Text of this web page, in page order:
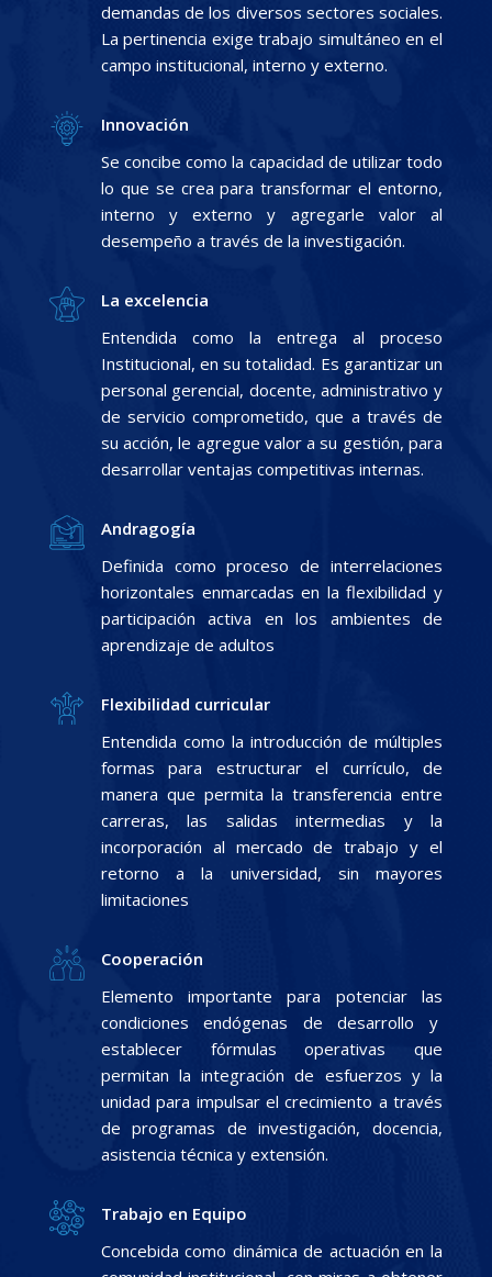
demandas de los diversos sectores sociales.
La pertinencia exige trabajo simultáneo en el
campo institucional, interno y externo.
Innovación
Se concibe como la capacidad de utilizar todo
lo que se crea para transformar el entorno,
interno y externo y agregarle valor al
desempeño a través de la investigación.
La excelencia
Entendida como la entrega al proceso
Institucional, en su totalidad. Es garantizar un
personal gerencial, docente, administrativo y
de servicio comprometido, que a través de
su acción, le agregue valor a su gestión, para
desarrollar ventajas competitivas internas.
Andragogía
Definida como proceso de interrelaciones
horizontales enmarcadas en la flexibilidad y
participación activa en los ambientes de
aprendizaje de adultos
Flexibilidad curricular
Entendida como la introducción de múltiples
formas para estructurar el currículo, de
manera que permita la transferencia entre
carreras, las salidas intermedias y la
incorporación al mercado de trabajo y el
retorno a la universidad, sin mayores
limitaciones
Cooperación
Elemento importante para potenciar las
condiciones endógenas de desarrollo y
establecer fórmulas operativas que
permitan la integración de esfuerzos y la
unidad para impulsar el crecimiento a través
de programas de investigación, docencia,
asistencia técnica y extensión.
Trabajo en Equipo
Concebida como dinámica de actuación en la